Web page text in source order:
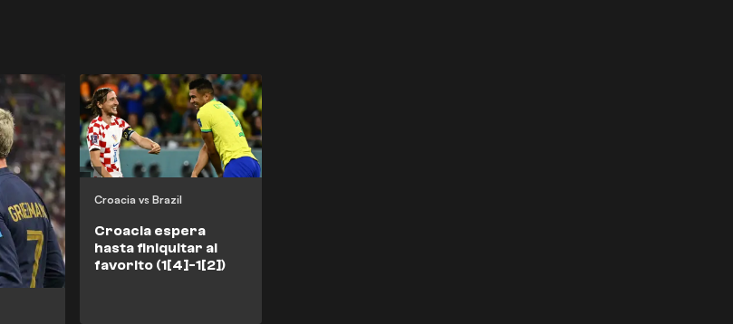
Croacia vs Brazil
Croacia espera
hasta finiquitar al
favorito (1[4]-1[2])